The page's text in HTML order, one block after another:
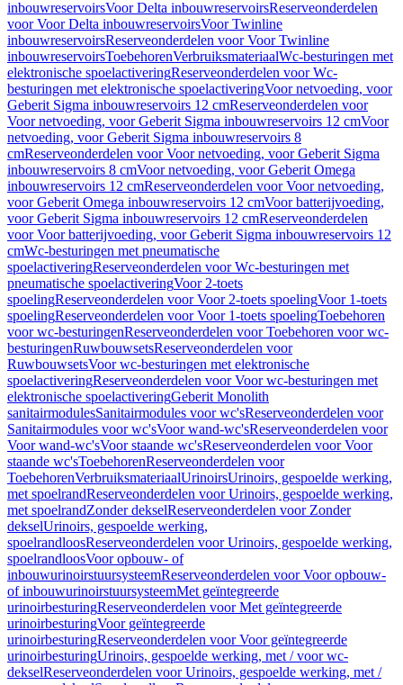
inbouwreservoirsVoor Delta inbouwreservoirsReserveonderdelen
voor Voor Delta inbouwreservoirsVoor Twinline
inbouwreservoirsReserveonderdelen voor Voor Twinline
inbouwreservoirsToebehorenVerbruiksmateriaalWc-besturingen met
elektronische spoelactiveringReserveonderdelen voor Wc-
besturingen met elektronische spoelactiveringVoor netvoeding, voor
Geberit Sigma inbouwreservoirs 12 cmReserveonderdelen voor
Voor netvoeding, voor Geberit Sigma inbouwreservoirs 12 cmVoor
netvoeding, voor Geberit Sigma inbouwreservoirs 8
cmReserveonderdelen voor Voor netvoeding, voor Geberit Sigma
inbouwreservoirs 8 cmVoor netvoeding, voor Geberit Omega
inbouwreservoirs 12 cmReserveonderdelen voor Voor netvoeding,
voor Geberit Omega inbouwreservoirs 12 cmVoor batterijvoeding,
voor Geberit Sigma inbouwreservoirs 12 cmReserveonderdelen
voor Voor batterijvoeding, voor Geberit Sigma inbouwreservoirs 12
cmWc-besturingen met pneumatische
spoelactiveringReserveonderdelen voor Wc-besturingen met
pneumatische spoelactiveringVoor 2-toets
spoelingReserveonderdelen voor Voor 2-toets spoelingVoor 1-toets
spoelingReserveonderdelen voor Voor 1-toets spoelingToebehoren
voor wc-besturingenReserveonderdelen voor Toebehoren voor wc-
besturingenRuwbouwsetsReserveonderdelen voor
RuwbouwsetsVoor wc-besturingen met elektronische
spoelactiveringReserveonderdelen voor Voor wc-besturingen met
elektronische spoelactiveringGeberit Monolith
sanitairmodulesSanitairmodules voor wc'sReserveonderdelen voor
Sanitairmodules voor wc'sVoor wand-wc'sReserveonderdelen voor
Voor wand-wc'sVoor staande wc'sReserveonderdelen voor Voor
staande wc'sToebehorenReserveonderdelen voor
ToebehorenVerbruiksmateriaalUrinoirsUrinoirs, gespoelde werking,
met spoelrandReserveonderdelen voor Urinoirs, gespoelde werking,
met spoelrandZonder dekselReserveonderdelen voor Zonder
dekselUrinoirs, gespoelde werking,
spoelrandloosReserveonderdelen voor Urinoirs, gespoelde werking,
spoelrandloosVoor opbouw- of
inbouwurinoirstuursysteemReserveonderdelen voor Voor opbouw-
of inbouwurinoirstuursysteemMet geïntegreerde
urinoirbesturingReserveonderdelen voor Met geïntegreerde
urinoirbesturingVoor geïntegreerde
urinoirbesturingReserveonderdelen voor Voor geïntegreerde
urinoirbesturingUrinoirs, gespoelde werking, met / voor wc-
dekselReserveonderdelen voor Urinoirs, gespoelde werking, met /